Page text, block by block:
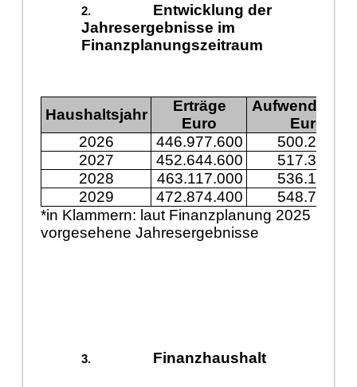
Entwicklung der
Jahresergebnisse im
Finanzplanungszeitraum
Haushaltsjahr
Erträge
Euro
Euro
2026
446.977.600
2027
452.644.600
2028
463.117.000
2029
472.874.400
*in Klammern: laut Finanzplanung 2025
vorgesehene Jahresergebnisse
Finanzhaushalt